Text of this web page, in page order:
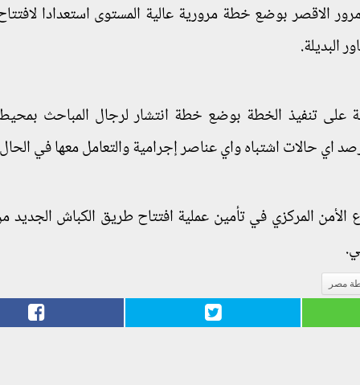
مرور الاقصر بوضع خطة مرورية عالية المستوى استعدادا
البديلة.
على تنفيذ الخطة بوضع خطة انتشار لرجال المباحث
اي حالات اشتباه واي عناصر إجرامية والتعامل معها في
الأمن المركزي في تأمين عملية افتتاح طريق الكباش الجديد
مصر